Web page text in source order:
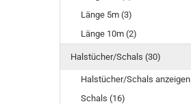
Länge 5m (3)
Länge 10m (2)
Halstücher/Schals (30)
Halstücher/Schals anzeigen
Schals (16)